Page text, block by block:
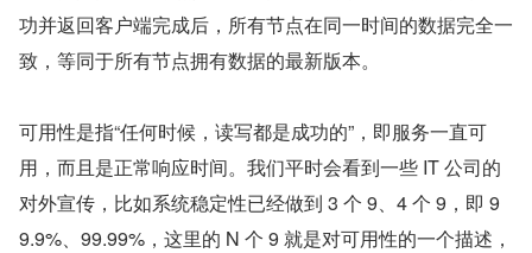
功并返回客户端完成后，所有节点在同一时间的数据完全一
致，等同于所有节点拥有数据的最新版本。
可用性是指“任何时候，读写都是成功的”，即服务一直可
用，而且是正常响应时间。我们平时会看到一些 IT 公司的
对外宣传，比如系统稳定性已经做到 3 个 9、4 个 9，即 9
9.9%、99.99%，这里的 N 个 9 就是对可用性的一个描述，